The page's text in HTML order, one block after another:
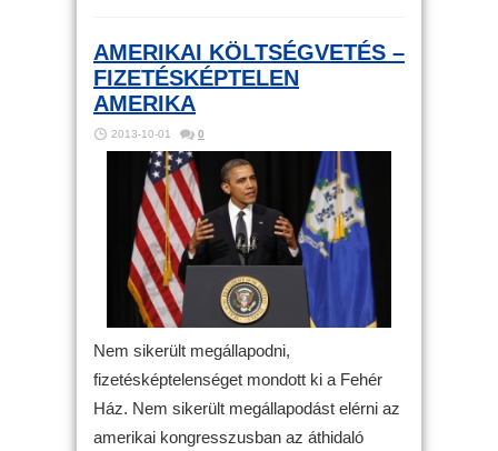
AMERIKAI KÖLTSÉGVETÉS –
FIZETÉSKÉPTELEN
AMERIKA
2013-10-01 0
Nem sikerült megállapodni,
fizetésképtelenséget mondott ki a Fehér
Ház. Nem sikerült megállapodást elérni az
amerikai kongresszusban az áthidaló